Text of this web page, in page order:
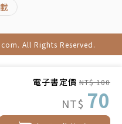
電子書定價 NT$ 100
NT$ 70
All Rights Reserved.